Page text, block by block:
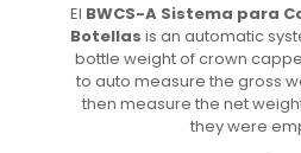
El BWCS-A Sistema para
Botellas is an automatic
bottle weight of crown
to auto measure the gross
then measure the net
they were